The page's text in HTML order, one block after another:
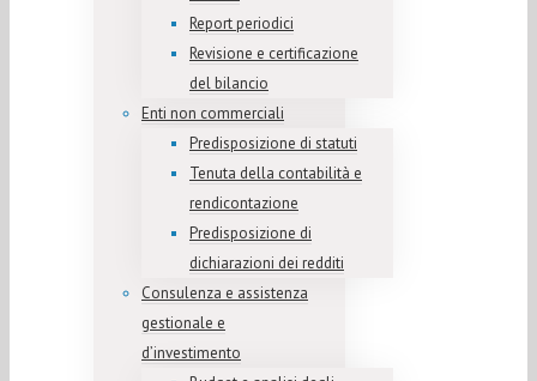
Report periodici
Revisione e certificazione
del bilancio
Enti non commerciali
Predisposizione di statuti
Tenuta della contabilità e
rendicontazione
Predisposizione di
dichiarazioni dei redditi
Consulenza e assistenza
gestionale e
d’investimento